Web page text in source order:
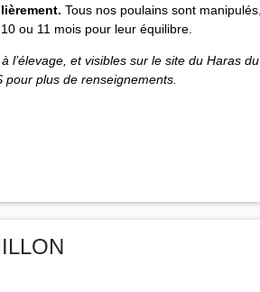
Tous nos poulains sont manipulés,
ou 11 mois pour leur équilibre.
l’élevage, et visibles sur le site du Haras du
plus de renseignements.